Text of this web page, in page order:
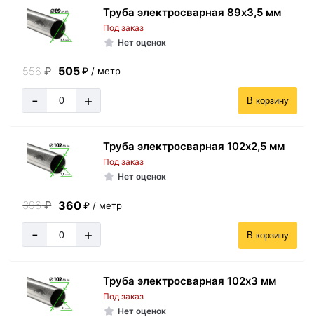
Труба электросварная 89х3,5 мм
Под заказ
Нет оценок
556₽ 505 ₽ / метр
- + В корзину
Труба электросварная 102х2,5 мм
Под заказ
Нет оценок
396₽ 360 ₽ / метр
- + В корзину
Труба электросварная 102х3 мм
Под заказ
Нет оценок